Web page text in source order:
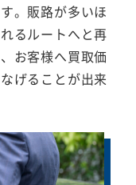
。販路が多いほ
るルートへと再
お客様へ買取価
げることが出来